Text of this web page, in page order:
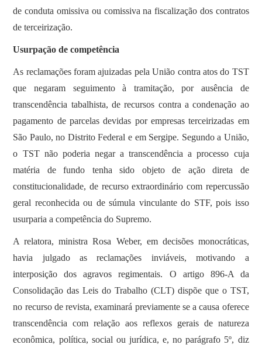
de conduta omissiva ou comissiva na fiscalização dos contratos
de terceirização.
Usurpação de competência
As reclamações foram ajuizadas pela União contra atos do TST
que negaram seguimento à tramitação, por ausência de
transcendência tabalhista, de recursos contra a condenação ao
pagamento de parcelas devidas por empresas terceirizadas em
São Paulo, no Distrito Federal e em Sergipe. Segundo a União,
o TST não poderia negar a transcendência a processo cuja
matéria de fundo tenha sido objeto de ação direta de
constitucionalidade, de recurso extraordinário com repercussão
geral reconhecida ou de súmula vinculante do STF, pois isso
usurparia a competência do Supremo.
A relatora, ministra Rosa Weber, em decisões monocráticas,
havia julgado as reclamações inviáveis, motivando a
interposição dos agravos regimentais. O artigo 896-A da
Consolidação das Leis do Trabalho (CLT) dispõe que o TST,
no recurso de revista, examinará previamente se a causa oferece
transcendência com relação aos reflexos gerais de natureza
econômica, política, social ou jurídica, e, no parágrafo 5º, diz